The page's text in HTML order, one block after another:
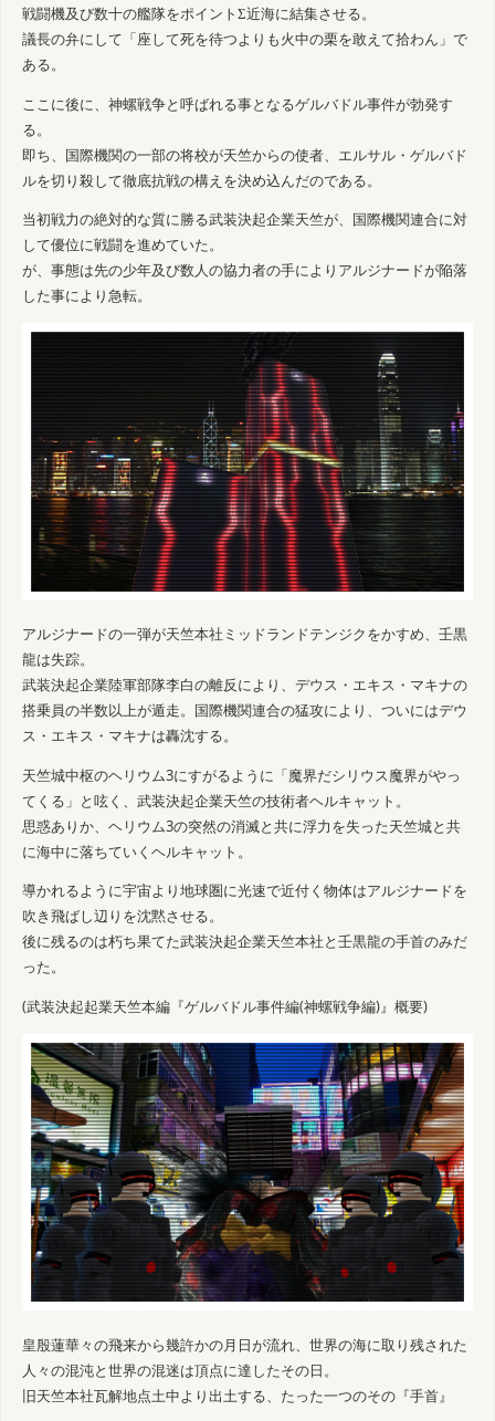
戦闘機及び数十の艦隊をポイントΣ近海に結集させる。
議長の弁にして「座して死を待つよりも火中の栗を敢えて拾わん」で
ある。
ここに後に、神螺戦争と呼ばれる事となるゲルバドル事件が勃発す
る。
即ち、国際機関の一部の将校が天竺からの使者、エルサル・ゲルバド
ルを切り殺して徹底抗戦の構えを決め込んだのである。
当初戦力の絶対的な質に勝る武装決起企業天竺が、国際機関連合に対
して優位に戦闘を進めていた。
が、事態は先の少年及び数人の協力者の手によりアルジナードが陥落
した事により急転。
アルジナードの一弾が天竺本社ミッドランドテンジクをかすめ、壬黒
龍は失踪。
武装決起企業陸軍部隊李白の離反により、デウス・エキス・マキナの
搭乗員の半数以上が遁走。国際機関連合の猛攻により、ついにはデウ
ス・エキス・マキナは轟沈する。
天竺城中枢のヘリウム3にすがるように「魔界だシリウス魔界がやっ
てくる」と呟く、武装決起企業天竺の技術者ヘルキャット。
思惑ありか、ヘリウム3の突然の消滅と共に浮力を失った天竺城と共
に海中に落ちていくヘルキャット。
導かれるように宇宙より地球圏に光速で近付く物体はアルジナードを
吹き飛ばし辺りを沈黙させる。
後に残るのは朽ち果てた武装決起企業天竺本社と壬黒龍の手首のみだ
った。
(武装決起起業天竺本編『ゲルバドル事件編(神螺戦争編)』概要)
皇殷蓮華々の飛来から幾許かの月日が流れ、世界の海に取り残された
人々の混沌と世界の混迷は頂点に達したその日。
旧天竺本社瓦解地点土中より出土する、たった一つのその『手首』